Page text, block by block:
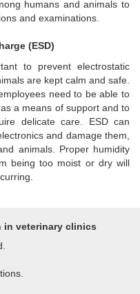
humans and animals to
and examinations.
(ESD)
to prevent electrostatic
are kept calm and safe.
need to be able to
a means of support and to
delicate care. ESD can
and damage them,
animals. Proper humidity
being too moist or dry will
in veterinary clinics